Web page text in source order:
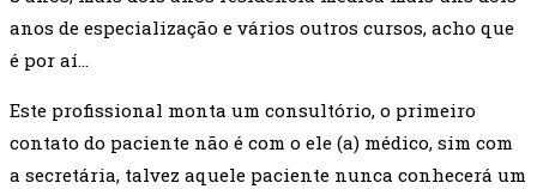
anos de especialização e vários outros cursos, acho que
é por aí…
Este profissional monta um consultório, o primeiro
contato do paciente não é com o ele (a) médico, sim com
a secretária, talvez aquele paciente nunca conhecerá um